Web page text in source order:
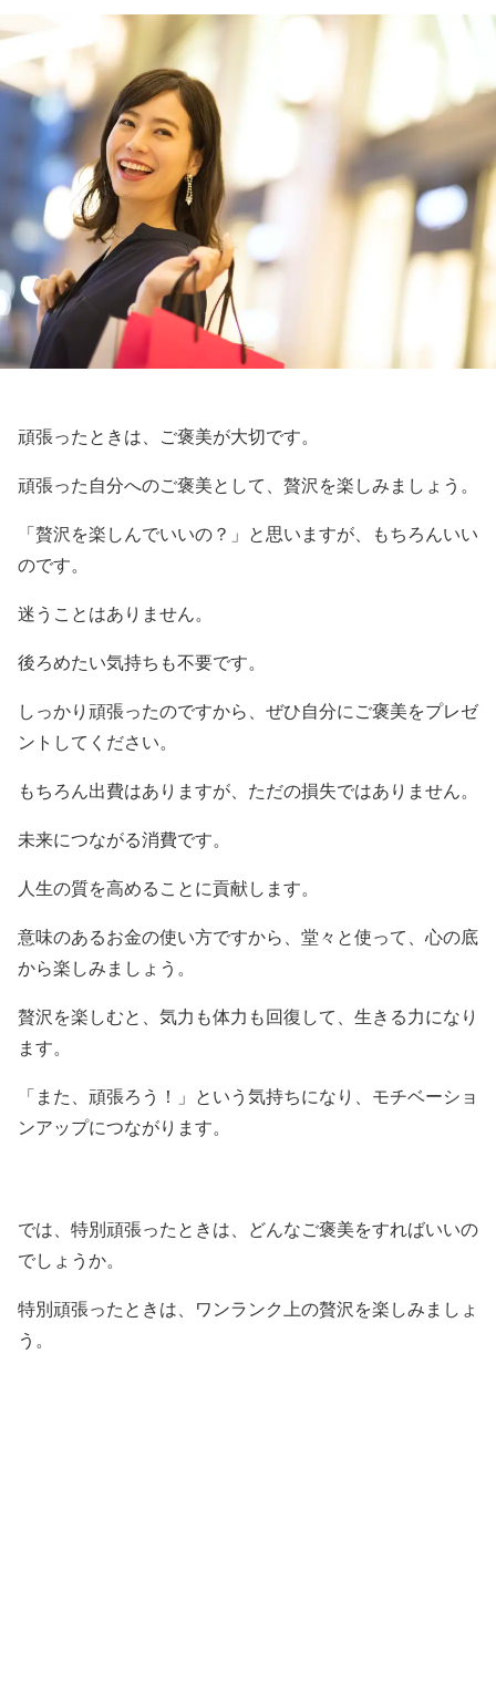
頑張ったときは、ご褒美が大切です。
頑張った自分へのご褒美として、贅沢を楽しみましょう。
「贅沢を楽しんでいいの？」と思いますが、もちろんいい
のです。
迷うことはありません。
後ろめたい気持ちも不要です。
しっかり頑張ったのですから、ぜひ自分にご褒美をプレゼ
ントしてください。
もちろん出費はありますが、ただの損失ではありません。
未来につながる消費です。
人生の質を高めることに貢献します。
意味のあるお金の使い方ですから、堂々と使って、心の底
から楽しみましょう。
贅沢を楽しむと、気力も体力も回復して、生きる力になり
ます。
「また、頑張ろう！」という気持ちになり、モチベーショ
ンアップにつながります。
では、特別頑張ったときは、どんなご褒美をすればいいの
でしょうか。
特別頑張ったときは、ワンランク上の贅沢を楽しみましょ
う。